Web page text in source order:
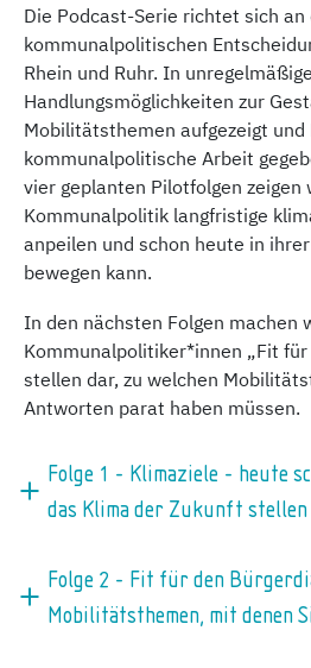
Die Podcast-Serie richtet sich an
kommunalpolitischen
Rhein und Ruhr. In
Handlungsmöglichkeiten zur
Mobilitätsthemen aufgezeigt
kommunalpolitische Arbeit
vier geplanten Pilotfolgen zeigen
Kommunalpolitik langfristige
anpeilen und schon heute in
bewegen kann.
In den nächsten Folgen machen
Kommunalpolitiker*innen „Fit
stellen dar, zu welchen
Antworten parat haben müssen.
Folge 1 - Klimaziele - heute
das Klima der Zukunft stellen
Folge 2 - Fit für den
Mobilitätsthemen, mit denen